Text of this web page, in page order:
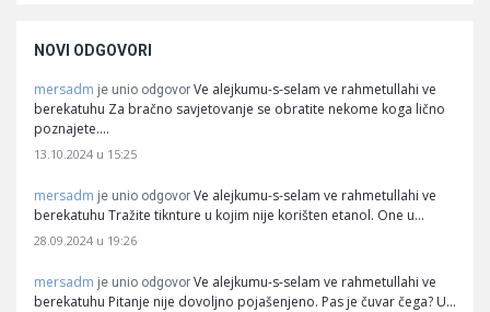
NOVI ODGOVORI
mersadm je unio odgovor Ve alejkumu-s-selam ve rahmetullahi ve
berekatuhu Za bračno savjetovanje se obratite nekome koga lično
poznajete.…
13.10.2024 u 15:25
mersadm je unio odgovor Ve alejkumu-s-selam ve rahmetullahi ve
berekatuhu Tražite tiknture u kojim nije korišten etanol. One u…
28.09.2024 u 19:26
mersadm je unio odgovor Ve alejkumu-s-selam ve rahmetullahi ve
berekatuhu Pitanje nije dovoljno pojašenjeno. Pas je čuvar čega? U…